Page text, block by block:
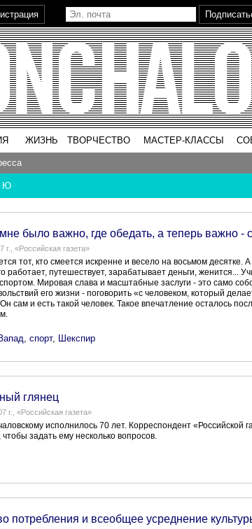
ЖИЗНЬ ТВОРЧЕСТВО МАСТЕР-КЛАССЫ
было важно, где обедать, а теперь важно -
г., «Российская газета»
тот, кто смеется искренне и весело на восьмом десятке.
работает, путешествует, зарабатывает деньги, женится...
Мировая слава и масштабные заслуги - это само
его жизни - поговорить «с человеком, который
сам и есть такой человек. Такое впечатление осталось
, спорт, Шекспир
глянец
г., «Российская газета»
исполнилось 70 лет. Корреспондент «Российской
задать ему несколько вопросов.
потребления и всеобщее усреднение